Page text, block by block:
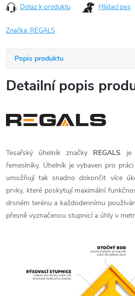
Dotaz k produktu Hlídací pes
Značka: REGALS
Popis produktu
Detailní popis
Tesařský úhelník značky REGALS je
řemeslníky. Úhelník je vybaven pro
umožňují tak snadno dokončit více
prvky, které poskytují maximální
drsném terénu a každodennímu
přesně vyznačenou stupnicí a úhly v